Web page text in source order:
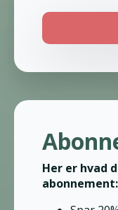
Her er hvad
abonnement: